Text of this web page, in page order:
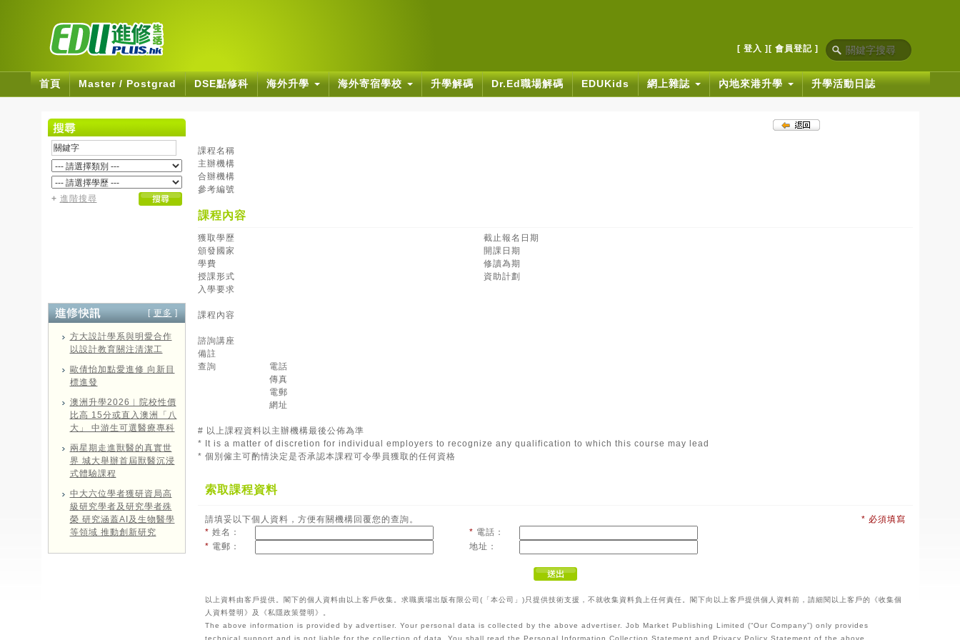
[ 登入 ] [ 會員登記 ]
首頁 Master / Postgrad DSE點修科 海外升學 海外寄宿學校 升學解碼 Dr.Ed職場解碼 EDUKids 網上雜誌 內地來港升學 升學活動日誌
+ 進階搜尋
[ 更多 ]
方大設計學系與明愛合作
以設計教育關注清潔工
歐倩怡加點愛進修 向新目
標進發
澳洲升學2026︱院校性價
比高 15分或直入澳洲「八
大」 中游生可選醫療專科
兩星期走進獸醫的真實世
界 城大舉辦首屆獸醫沉浸
式體驗課程
中大六位學者獲研資局高
級研究學者及研究學者殊
榮 研究涵蓋AI及生物醫學
等領域 推動創新研究
課程名稱
主辦機構
合辦機構
參考編號
課程內容
獲取學歷
截止報名日期
頒發國家
開課日期
學費
修讀為期
授課形式
資助計劃
入學要求
課程內容
諮詢講座
備註
查詢
電話
傳真
電郵
網址
# 以上課程資料以主辦機構最後公佈為準
* It is a matter of discretion for individual employers to recognize any qualification to which this course may lead
* 個別僱主可酌情決定是否承認本課程可令學員獲取的任何資格
索取課程資料
請填妥以下個人資料，方便有關機構回覆您的查詢。
* 必須填寫
* 姓名： * 電話：
* 電郵： 地址：
以上資料由客戶提供。閣下的個人資料由以上客戶收集。求職廣場出版有限公司(「本公司」)只提供技術支援，不就收集資料負上任何責任。閣下向以上客戶提供個人資料前，請細閱以上客戶的《收集個
人資料聲明》及《私隱政策聲明》。
The above information is provided by advertiser. Your personal data is collected by the above advertiser. Job Market Publishing Limited (“Our Company”) only provides
technical support and is not liable for the collection of data. You shall read the Personal Information Collection Statement and Privacy Policy Statement of the above